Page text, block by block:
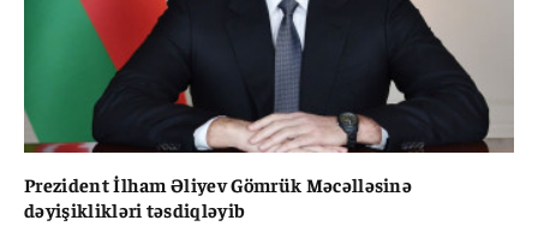
Prezident İlham Əliyev Gömrük Məcəlləsinə
dəyişiklikləri təsdiqləyib